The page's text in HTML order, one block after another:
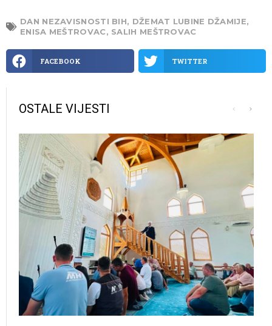
DAN NEZAVISNOSTI BIH, DŽEMAT LUBINE DŽAMIJE,
ENISA MEŠTROVAC, SALIH MEŠTROVAC
FACEBOOK TWITTER
OSTALE VIJESTI